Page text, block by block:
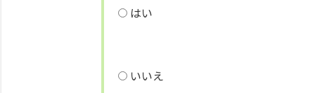
はい
いいえ